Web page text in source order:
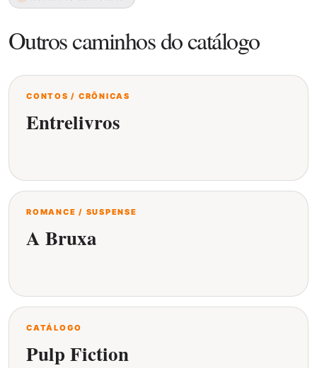
Outros caminhos do catálogo
CONTOS / CRÔNICAS
Entrelivros
ROMANCE / SUSPENSE
A Bruxa
CATÁLOGO
Pulp Fiction